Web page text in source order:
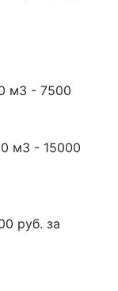
м3 - 7500
м3 - 15000
руб. за